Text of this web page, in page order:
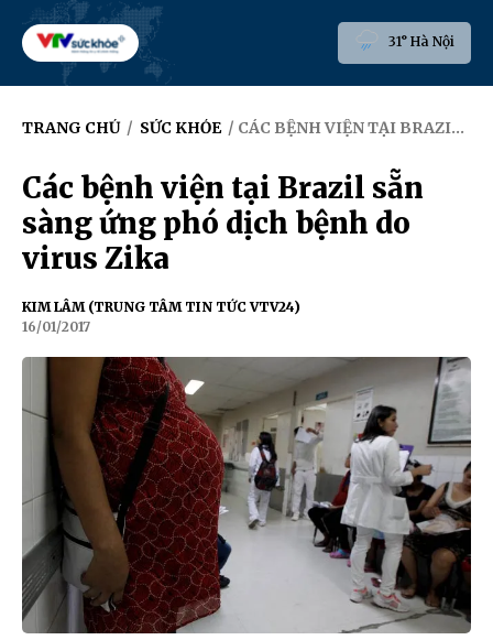
31° Hà Nội
TRANG CHỦ / SỨC KHỎE / CÁC BỆNH VIỆN TẠI BRAZIL SẴN SÀNG ỨNG PHÓ DỊCH BỆNH DO VIRUS ZIKA
Các bệnh viện tại Brazil sẵn
sàng ứng phó dịch bệnh do
virus Zika
KIM LÂM (TRUNG TÂM TIN TỨC VTV24)
16/01/2017